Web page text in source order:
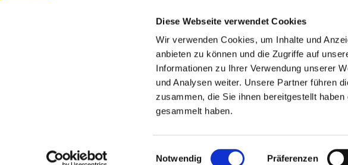
Diese Webseite verwendet Cookies
Wir verwenden Cookies, um Inhalte und
anbieten zu können und die Zugriffe auf
Informationen zu Ihrer Verwendung unserer
und Analysen weiter. Unsere Partner führen
zusammen, die Sie ihnen bereitgestellt
gesammelt haben.
Notwendig Präferenzen
St. Otto: Katholische Kirche Usedom-Anklam-